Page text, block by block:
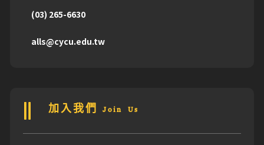
(03) 265-6630
alls@cycu.edu.tw
加入我們 Join Us